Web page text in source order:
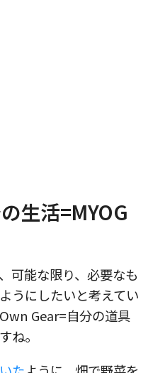
生活=MYOG
可能な限り、必要なも
うにしたいと考えてい
Gear=自分の道具
ね。